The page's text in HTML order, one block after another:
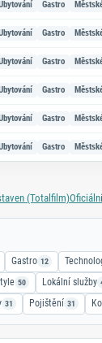
Gastro
Gastro
Gastro
Gastro
Gastro
Gastro
(Totalfilm)
Gastro 12
50 Lokální služby
31 Pojištění 31